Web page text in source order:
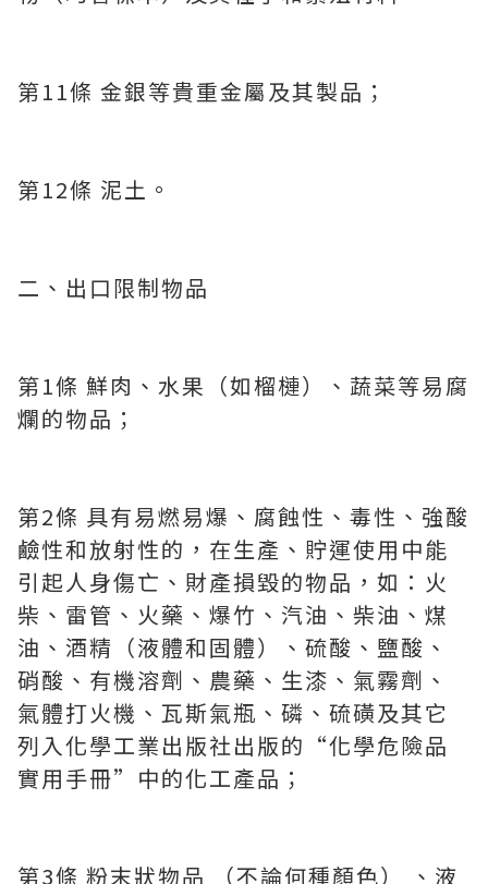
第11條 金銀等貴重金屬及其製品；
第12條 泥土。
二、出口限制物品
第1條 鮮肉、水果（如榴槤）、蔬菜等易腐
爛的物品；
第2條 具有易燃易爆、腐蝕性、毒性、強酸
鹼性和放射性的，在生產、貯運使用中能
引起人身傷亡、財產損毀的物品，如：火
柴、雷管、火藥、爆竹、汽油、柴油、煤
油、酒精（液體和固體）、硫酸、鹽酸、
硝酸、有機溶劑、農藥、生漆、氣霧劑、
氣體打火機、瓦斯氣瓶、磷、硫磺及其它
列入化學工業出版社出版的“化學危險品
實用手冊”中的化工產品；
第3條 粉末狀物品 （不論何種顏色） 、液